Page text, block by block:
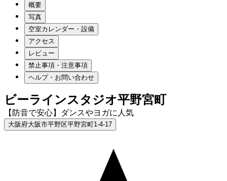
概要
写真
空室カレンダー・設備
アクセス
レビュー
禁止事項・注意事項
ヘルプ・お問い合わせ
ビーラインスタジオ平野宮町
【防音で安心】ダンスやヨガに人気
大阪府大阪市平野区平野宮町1-4-17